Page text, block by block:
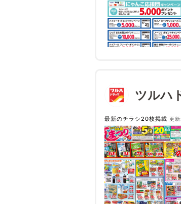
ツルハ
最新のチラシ20枚掲載 更